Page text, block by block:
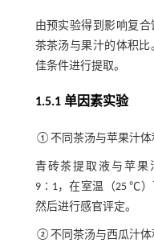
由预实验得到影响复
茶茶汤与果汁的体积
佳条件进行提取。
1.5.1 单因素实验
①不同茶汤与苹果汁体
青砖茶提取液与苹
9∶1，在室温（25 ℃）
然后进行感官评定。
②不同茶汤与西瓜汁体